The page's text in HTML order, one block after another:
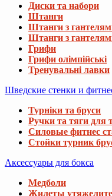
Диски та набори
Штанги
Штанги з
Штанги з
Грифи
Грифи олімпійські
Тренувальні лавки
Шведские стенки и
Турніки та бруси
Ручки та тяги для
Силовые фитнес
Стойки турник
Аксессуары для бокса
Медболи
Жилеты